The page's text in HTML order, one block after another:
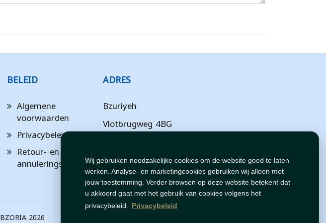
Wij gebruiken noodzakelijke cookies om de website goed te laten
werken. Analyse- en marketingcookies gebruiken wij alleen met
jouw toestemming. Verder browsen op deze website betekent dat
u akkoord gaat met het gebruik van cookies volgens het
privacybeleid. Privacybeleid
BELEID
Algemene
voorwaarden
Privacybeleid
Retour- en
annuleringsbeleid
ADRES
Bzuriyeh
Vlotbrugweg 4BG
Flevoland
NL
BZORIA 2026